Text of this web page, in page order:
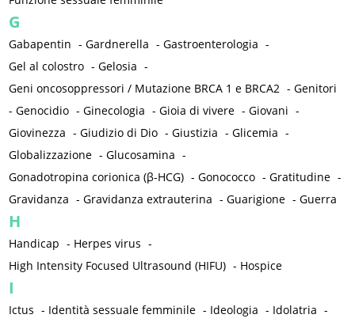
G
Gabapentin -Gardnerella -Gastroenterologia -
Gel al colostro -Gelosia -
Geni oncosoppressori / Mutazione BRCA 1 e BRCA2 -Genitori
-Genocidio -Ginecologia -Gioia di vivere -Giovani -
Giovinezza -Giudizio di Dio -Giustizia -Glicemia -
Globalizzazione -Glucosamina -
Gonadotropina corionica (β-HCG) -Gonococco -Gratitudine -
Gravidanza -Gravidanza extrauterina -Guarigione -Guerra
H
Handicap - Herpes virus -
High Intensity Focused Ultrasound (HIFU) - Hospice
I
Ictus - Identità sessuale femminile - Ideologia - Idolatria -